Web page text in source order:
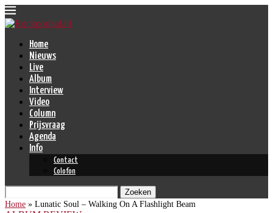
Home
Nieuws
Live
Album
Interview
Video
Column
Prijsvraag
Agenda
Info
Contact
Colofon
Zoeken
Home » Lunatic Soul – Walking On A Flashlight Beam